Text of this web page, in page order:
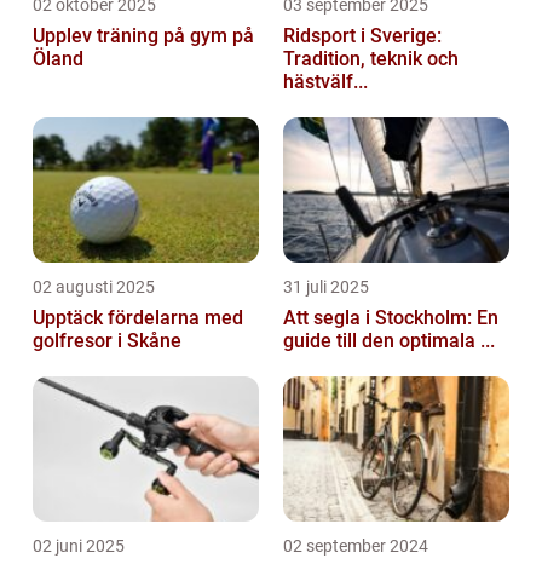
02 oktober 2025
Upplev träning på gym på
Öland
03 september 2025
Ridsport i Sverige:
Tradition, teknik och
hästvälf...
02 augusti 2025
Upptäck fördelarna med
golfresor i Skåne
31 juli 2025
Att segla i Stockholm: En
guide till den optimala ...
02 juni 2025 02 september 2024